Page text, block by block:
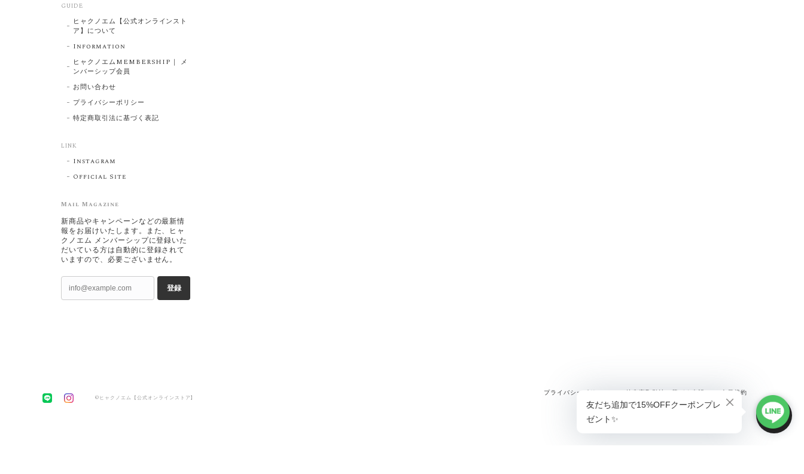
GUIDE
ヒャクノエム【公式オンラインスト
ア】について
Information
ヒャクノエムMEMBERSHIP｜ メ
ンバーシップ会員
お問い合わせ
プライバシーポリシー
特定商取引法に基づく表記
LINK
Instagram
Official Site
Mail Magazine
新商品やキャンペーンなどの最新情
報をお届けいたします。また、ヒャ
クノエム メンバーシップに登録いた
だいている方は自動的に登録されて
いますので、必要ございません。
登録
プライバシーポリシー 会員規約
©ヒャクノエム【公式オンラインストア】